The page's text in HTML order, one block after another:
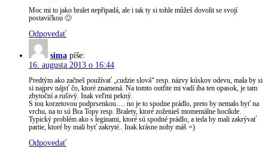
Moc mi to jako bralet nepřipadá, ale i tak ty si tohle můžeš dovolit se svojí
postavičkou 🙂
Odpovedať
sima píše:
16. augusta 2013 o 16:44
Predtým ako začneš používať „cudzie slová“ resp. názvy kúskov odevu, mala by si
si najprv nájsť čo, ktoré znamená. Na tomto outfite mi vadí iba ten opasok, je tam
zbytoční a rušivý. Inak veľmi pekný.
S tou korzetovou podprsenkou…. no je to spodne prádlo, preto by nemalo byť na
vrchu, na to sú Bra Topy resp. Bralety, ktoré zoženieš momentálne hocikde.
Typický problém ako s leginami, ktoré sú spodné prádlo, a teda by mali zakrývať
partie, ktoré by mali byť zakryté.. Inak krásne nohy máš =)
Odpovedať